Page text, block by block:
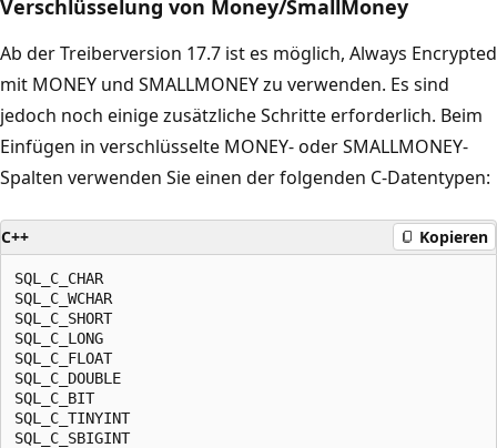
Verschlüsselung von Money/SmallMoney
Ab der Treiberversion 17.7 ist es möglich, Always Encrypted
mit MONEY und SMALLMONEY zu verwenden. Es sind
jedoch noch einige zusätzliche Schritte erforderlich. Beim
Einfügen in verschlüsselte MONEY- oder SMALLMONEY-
Spalten verwenden Sie einen der folgenden C-Datentypen:
C++ Kopieren
SQL_C_CHAR
SQL_C_WCHAR
SQL_C_SHORT
SQL_C_LONG
SQL_C_FLOAT
SQL_C_DOUBLE
SQL_C_BIT
SQL_C_TINYINT
SQL_C_SBIGINT